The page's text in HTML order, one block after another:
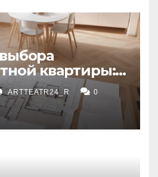
квартиры:
площадь,
документация
ARTTEATR24_R 0